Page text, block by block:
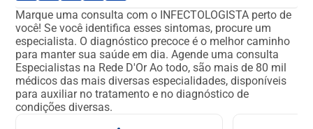
Marque uma consulta com o INFECTOLOGISTA perto de
você!Se você identifica esses sintomas, procure um
especialista. O diagnóstico precoce é o melhor caminho
para manter sua saúde em dia.Agende uma consulta
Especialistas na Rede D'OrAo todo, são mais de 80 mil
médicos das mais diversas especialidades, disponíveis
para auxiliar no tratamento e no diagnóstico de
condições diversas.